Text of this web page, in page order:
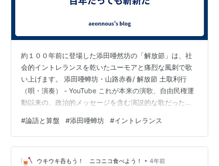
約１００年前に登場した添田唖然坊の「解放節」は、社
会的イントレランスを乾いたユーモアと痛烈な風刺で歌
い上げます。 添田唖蝉坊・山路赤春/ 解放節 土取利行
（唄・演奏） - YouTube これが本来の演歌、自由民権運
動以来の、政治的メッセージを含む演説的な歌だったわ
音機や国営ラヂオが急速に普及するとともに、大手レコ
ード会社が配信する演歌は、脱政治化し、次第に、情を
切々と訴えるばかりとなります。 一番の歌詞は、第一次
世界大戦によるインフレの中での教員の飢餓と大戦バブ
#論語と算盤 #添田唖蝉坊 #イントレランス
ウキウキ呑もう！ ニコニコ食べよう！ • 4年前